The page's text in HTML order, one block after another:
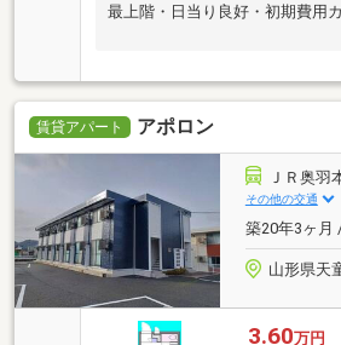
最上階・日当り良好・初期費用
賃貸アパート アポロン
ＪＲ奥羽
その他の交通
築20年3ヶ月
山形県天
3.60万円